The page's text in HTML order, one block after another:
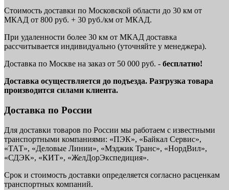
Стоимость доставки по Московской области до 30 км от
МКАД от 800 руб. + 30 руб./км от МКАД.
При удаленности более 30 км от МКАД доставка
рассчитывается индивидуально (уточняйте у менеджера).
Доставка по Москве на заказ от 50 000 руб. - бесплатно!
Доставка осуществляется до подъезда. Разгрузка товара
производится силами клиента.
Доставка по России
Для доставки товаров по России мы работаем с известными
транспортными компаниями: «ПЭК», «Байкал Сервис»,
«ТАТ», «Деловые Линии», «Мэджик Транс», «НордВил»,
«СДЭК», «КИТ», «ЖелДорЭкспедиция».
Срок и стоимость доставки определяется согласно расценкам
транспортных компаний.